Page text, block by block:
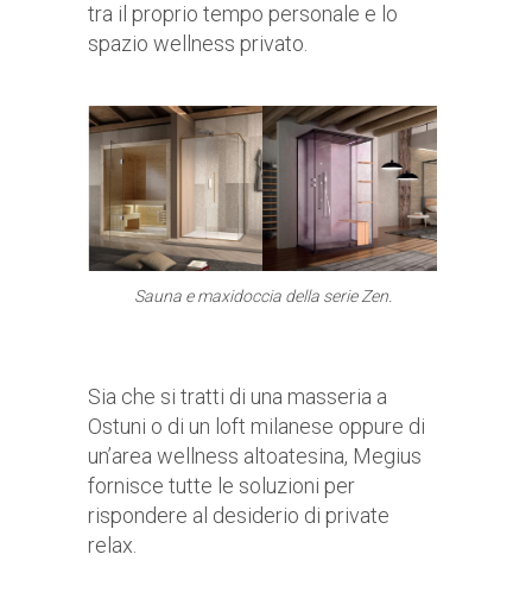
tra il proprio tempo personale e lo
spazio wellness privato.
Sauna e maxidoccia della serie Zen.
Sia che si tratti di una masseria a
Ostuni o di un loft milanese oppure di
un’area wellness altoatesina, Megius
fornisce tutte le soluzioni per
rispondere al desiderio di private
relax.